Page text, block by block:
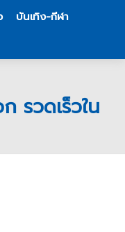
บันเทิง-กีฬา
รวดเร็วใน